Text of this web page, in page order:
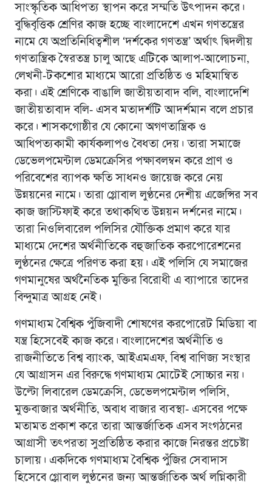
সাংস্কৃতিক আধিপত্য স্থাপন করে সম্মতি উৎপাদন করে।
বুদ্ধিবৃত্তিক শ্রেণির কাজ হচ্ছে বাংলাদেশে এখন গণতন্ত্রের
নামে যে অপ্রতিনিধিত্বশীল ‘দর্শকের গণতন্ত্র’ অর্থাৎ দ্বিদলীয়
গণতান্ত্রিক স্বৈরতন্ত্র চালু আছে এটিকে আলাপ-আলোচনা,
লেখনী-টকশোর মাধ্যমে আরো প্রতিষ্ঠিত ও মহিমান্বিত
করা। এই শ্রেণিকে বাঙালি জাতীয়তাবাদ বলি, বাংলাদেশি
জাতীয়তাবাদ বলি- এসব মতাদর্শটি আদর্শমান বলে প্রচার
করে। শাসকগোষ্ঠীর যে কোনো অগণতান্ত্রিক ও
আধিপত্যকামী কার্যকলাপও বৈধতা দেয়। তারা সমাজে
ডেভেলপমেন্টাল ডেমক্রেসির পক্ষাবলম্বন করে প্রাণ ও
পরিবেশের ব্যাপক ক্ষতি সাধনও জায়েজ করে নেয়
উন্নয়নের নামে। তারা গ্লোবাল লুণ্ঠনের দেশীয় এজেন্সির সব
কাজ জাস্টিফাই করে তথাকথিত উন্নয়ন দর্শনের নামে।
তারা নিওলিবারেল পলিসির যৌক্তিক প্রমাণ করে যার
মাধ্যমে দেশের অর্থনীতিকে বহুজাতিক করপোরেশনের
লুণ্ঠনের ক্ষেত্রে পরিণত করা হয়। এই পলিসি যে সমাজের
গণমানুষের অর্থনৈতিক মুক্তির বিরোধী এ ব্যাপারে তাদের
বিন্দুমাত্র আগ্রহ নেই।
গণমাধ্যম বৈশ্বিক পুঁজিবাদী শোষণের করপোরেট মিডিয়া বা
যন্ত্র হিসেবেই কাজ করে। বাংলাদেশের অর্থনীতি ও
রাজনীতিতে বিশ্ব ব্যাংক, আইএমএফ, বিশ্ব বাণিজ্য সংস্থার
যে আগ্রাসন এর বিরুদ্ধে গণমাধ্যম মোটেই সোচ্চার নয়।
উল্টো লিবারেল ডেমক্রেসি, ডেভেলপমেন্টাল পলিসি,
মুক্তবাজার অর্থনীতি, অবাধ বাজার ব্যবস্থা- এসবের পক্ষে
মতামত প্রকাশ করে তারা আন্তর্জাতিক এসব সংগঠনের
আগ্রাসী তৎপরতা সুপ্রতিষ্ঠিত করার কাজে নিরন্তর প্রচেষ্টা
চালায়। একদিকে গণমাধ্যম বৈশ্বিক পুঁজির সেবাদাস
হিসেবে গ্লোবাল লুণ্ঠনের জন্য আন্তর্জাতিক অর্থ লগ্নিকারী